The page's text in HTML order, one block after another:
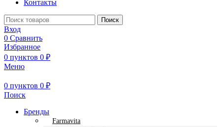
Контакты
Поиск
Вход
0 Сравнить
Избранное
0 пунктов 0 ₽
Меню
0 пунктов 0 ₽
Поиск
Бренды
Farmavita